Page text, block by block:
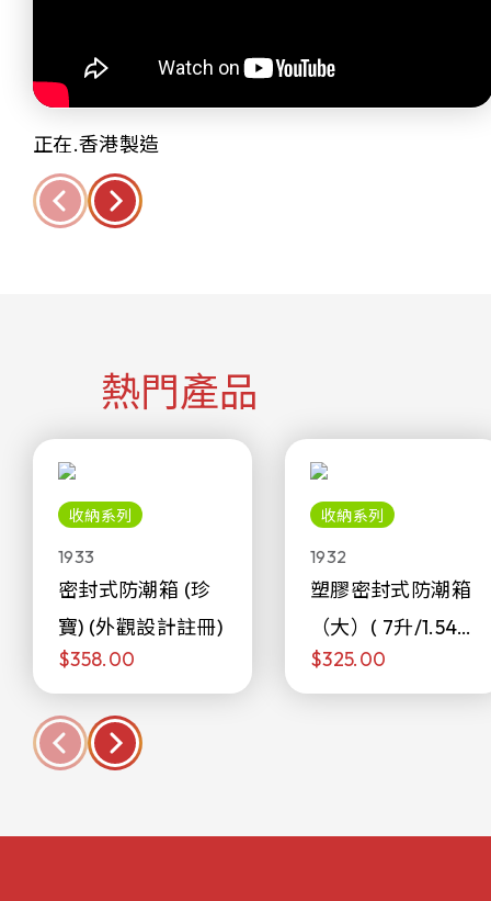
正在.香港製造
熱門產品
收納系列
1933
密封式防潮箱 (珍
寶) (外觀設計註冊)
$358.00
收納系列
1932
塑膠密封式防潮箱
（大）( 7升/1.54加
侖)
$325.00